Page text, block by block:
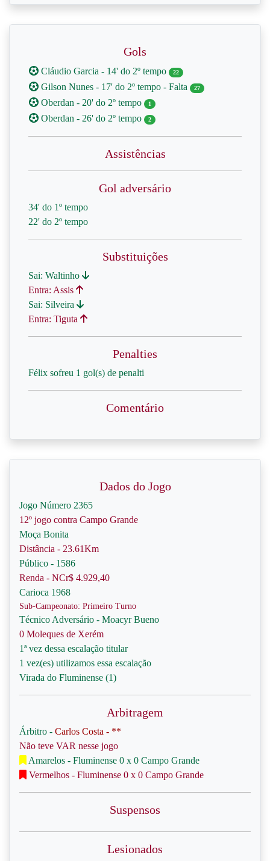
Gols
Cláudio Garcia - 14' do 2º tempo 22
Gilson Nunes - 17' do 2º tempo - Falta 27
Oberdan - 20' do 2º tempo 1
Oberdan - 26' do 2º tempo 2
Assistências
Gol adversário
34' do 1º tempo
22' do 2º tempo
Substituições
Sai: Waltinho
Entra: Assis
Sai: Silveira
Entra: Tiguta
Penalties
Félix sofreu 1 gol(s) de penalti
Comentário
Dados do Jogo
Jogo Número 2365
12º jogo contra Campo Grande
Moça Bonita
Distância - 23.61Km
Público - 1586
Renda - NCr$ 4.929,40
Carioca 1968
Sub-Campeonato: Primeiro Turno
Técnico Adversário - Moacyr Bueno
0 Moleques de Xerém
1ª vez dessa escalação titular
1 vez(es) utilizamos essa escalação
Virada do Fluminense (1)
Arbitragem
Árbitro - Carlos Costa - **
Não teve VAR nesse jogo
Amarelos - Fluminense 0 x 0 Campo Grande
Vermelhos - Fluminense 0 x 0 Campo Grande
Suspensos
Lesionados